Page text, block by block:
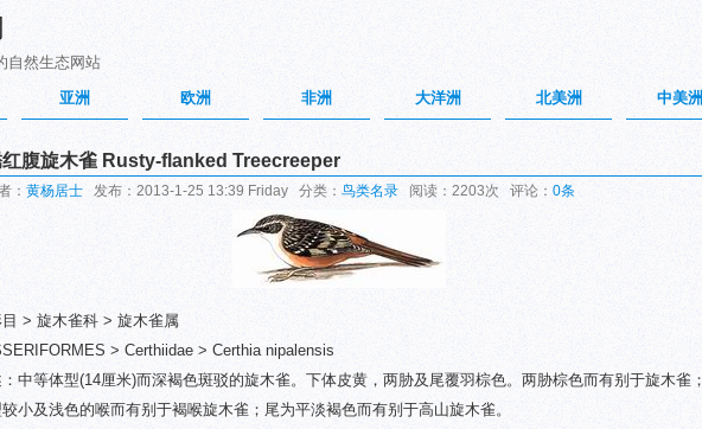
自然生态网站
亚洲 欧洲 非洲 大洋洲 北美洲 中美洲
腹旋木雀 Rusty-flanked Treecreeper
： 黄杨居士 发布：2013-1-25 13:39 Friday 分类： 鸟类名录 阅读：2203次 评论： 0条
> 旋木雀科 > 旋木雀属
> Certhiidae > Certhia nipalensis
中等体型(14厘米)而深褐色斑驳的旋木雀。下体皮黄，两胁及尾覆羽棕色。两胁棕色而有别于旋木雀；
小及浅色的喉而有别于褐喉旋木雀；尾为平淡褐色而有别于高山旋木雀。